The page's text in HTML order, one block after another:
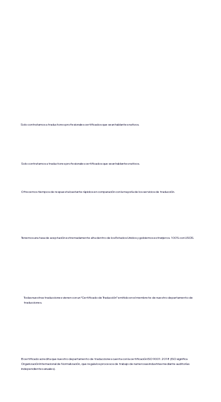
Solo contratamos a traductores profesionales certificados que sean hablantes nativos.
Solo contratamos a traductores profesionales certificados que sean hablantes nativos.
Ofrecemos tiempos de respuesta bastante rápidos en comparación con la mayoría de los servicios de traducción.
Tenemos una tasa de aceptación extremadamente alta dentro de los Estados Unidos y gobiernos extranjeros. 100% con USCIS.
Todas nuestras traducciones vienen con un “Certificado de Traducción” emitido en el membrete de nuestro departamento de
traducciones.
El certificado acredita que nuestro departamento de traducciones cuenta con la certificación ISO 9001:2018 (ISO significa
Organización Internacional de Normalización, que regula los procesos de trabajo de numerosas industrias mediante auditorías
independientes anuales).